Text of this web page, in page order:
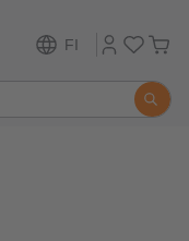
FI